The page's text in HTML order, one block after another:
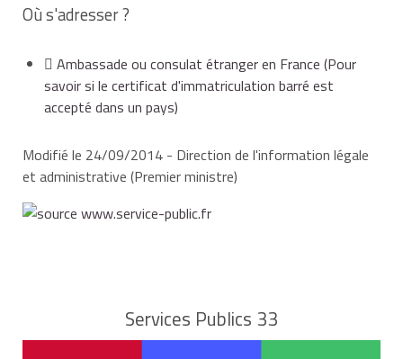
Où s'adresser ?
Ambassade ou consulat étranger en France (Pour
savoir si le certificat d'immatriculation barré est
accepté dans un pays)
Modifié le 24/09/2014 - Direction de l'information légale
et administrative (Premier ministre)
Services Publics 33